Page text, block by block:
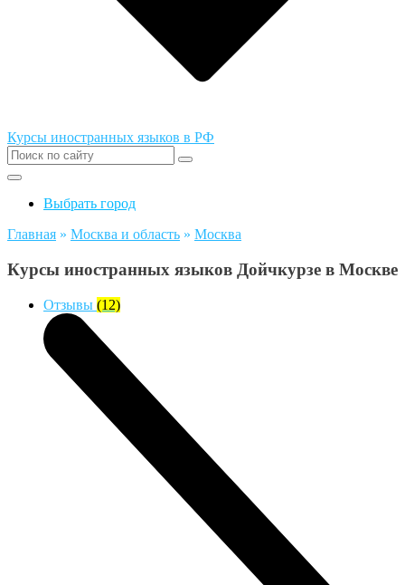
Курсы иностранных языков в РФ
Выбрать город
Главная » Москва и область » Москва
Курсы иностранных языков Дойчкурзе в Москве
Отзывы (12)